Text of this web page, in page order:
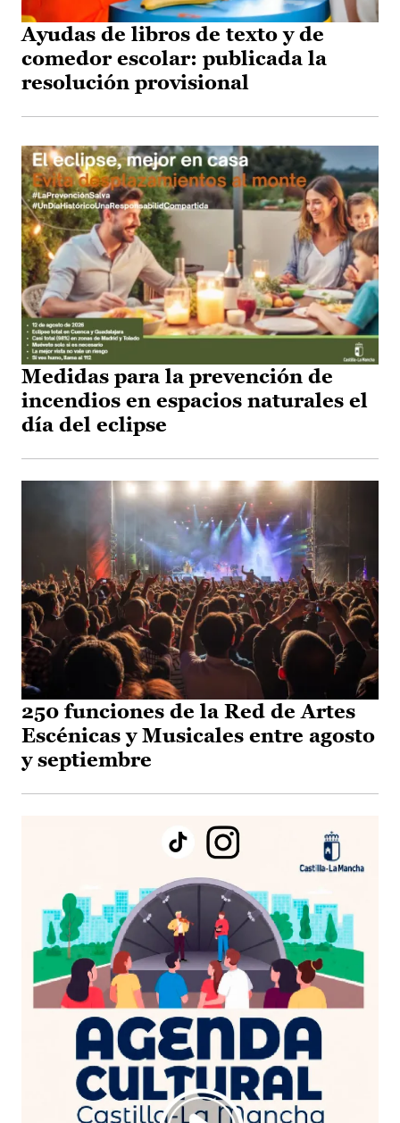
Ayudas de libros de texto y de
comedor escolar: publicada la
resolución provisional
Medidas para la prevención de
incendios en espacios naturales el
día del eclipse
250 funciones de la Red de Artes
Escénicas y Musicales entre agosto
y septiembre